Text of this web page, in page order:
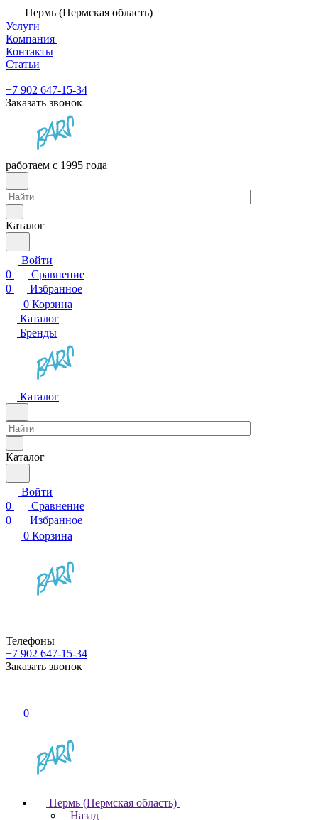
Пермь (Пермская область)
Услуги
Компания
Контакты
Статьи
+7 902 647-15-34
Заказать звонок
работаем с 1995 года
Каталог
Войти
0
Сравнение
0
Избранное
0 Корзина
Каталог
Бренды
Каталог
Каталог
Войти
0
Сравнение
0
Избранное
0 Корзина
Телефоны
+7 902 647-15-34
Заказать звонок
0
Пермь (Пермская область)
Назад